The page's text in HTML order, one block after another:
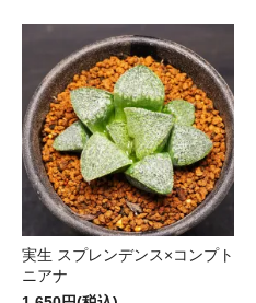
実生 スプレンデンス×コンプト
ニアナ